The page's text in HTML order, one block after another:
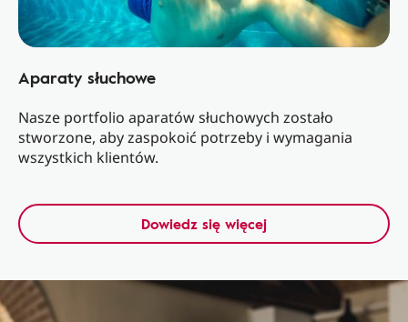
Aparaty słuchowe
Nasze portfolio aparatów słuchowych zostało
stworzone, aby zaspokoić potrzeby i wymagania
wszystkich klientów.
Dowiedz się więcej